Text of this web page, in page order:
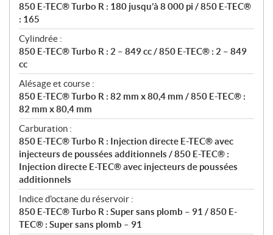
850 E-TEC® Turbo R : 180 jusqu’à 8 000 pi / 850 E-TEC®
: 165
Cylindrée :
850 E-TEC® Turbo R : 2 – 849 cc / 850 E-TEC® : 2 – 849
cc
Alésage et course :
850 E-TEC® Turbo R : 82 mm x 80,4 mm / 850 E-TEC® :
82 mm x 80,4 mm
Carburation :
850 E-TEC® Turbo R : Injection directe E-TEC® avec
injecteurs de poussées additionnels / 850 E-TEC® :
Injection directe E-TEC® avec injecteurs de poussées
additionnels
Indice d'octane du réservoir :
850 E-TEC® Turbo R : Super sans plomb – 91 / 850 E-
TEC® : Super sans plomb – 91